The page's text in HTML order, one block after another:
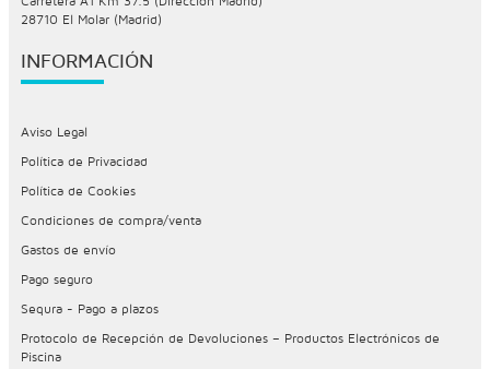
28710 El Molar (Madrid)
INFORMACIÓN
Aviso Legal
Política de Privacidad
Política de Cookies
Condiciones de compra/venta
Gastos de envío
Pago seguro
Sequra - Pago a plazos
Protocolo de Recepción de Devoluciones – Productos Electrónicos de
Piscina